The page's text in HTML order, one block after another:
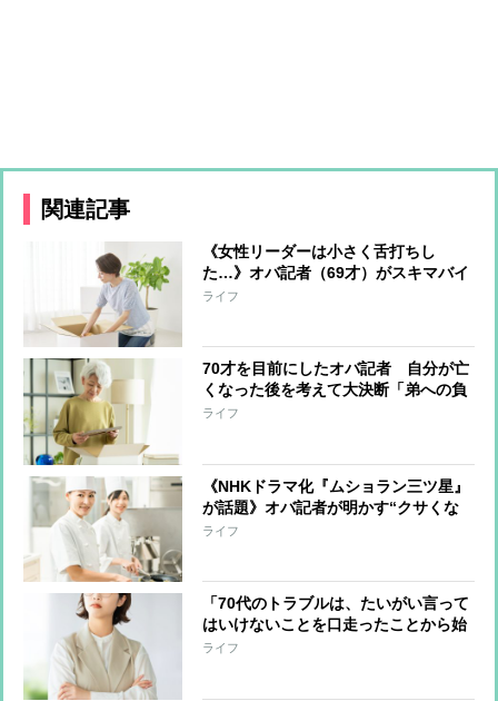
関連記事
《女性リーダーは小さく舌打ちし
た…》オバ記者（69才）がスキマバイ
トに挑戦「私に肉体労働をする資格は
ライフ
70才を目前にしたオバ記者 自分が亡
くなった後を考えて大決断「弟への負
担は最小限にしたい」と“この世の荷
ライフ
《NHKドラマ化『ムショラン三ツ星』
が話題》オバ記者が明かす“クサくな
いメシ”を作る管理栄養士の話、そし
ライフ
「70代のトラブルは、たいがい言って
はいけないことを口走ったことから始
まっている」オバ記者（69）は“老年
ライフ